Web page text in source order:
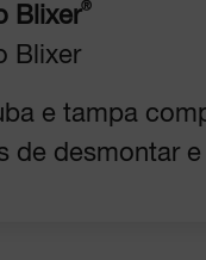
Blixer®
Blixer
e tampa
de desmontar e